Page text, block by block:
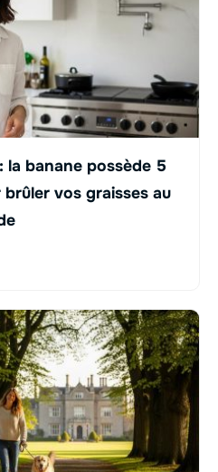
la banane possède 5
vos graisses au